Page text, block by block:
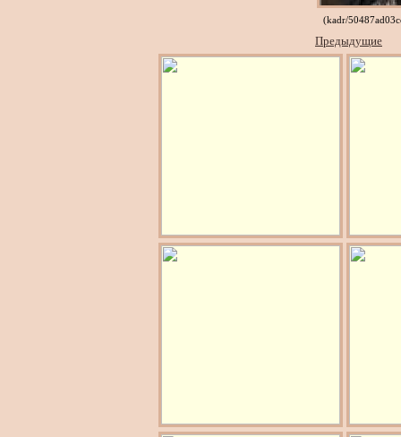
(kadr/
Предыдущие